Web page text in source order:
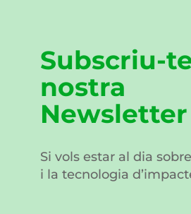
Subscriu-
nostra
Newsletter
Si vols estar al dia
i la tecnologia